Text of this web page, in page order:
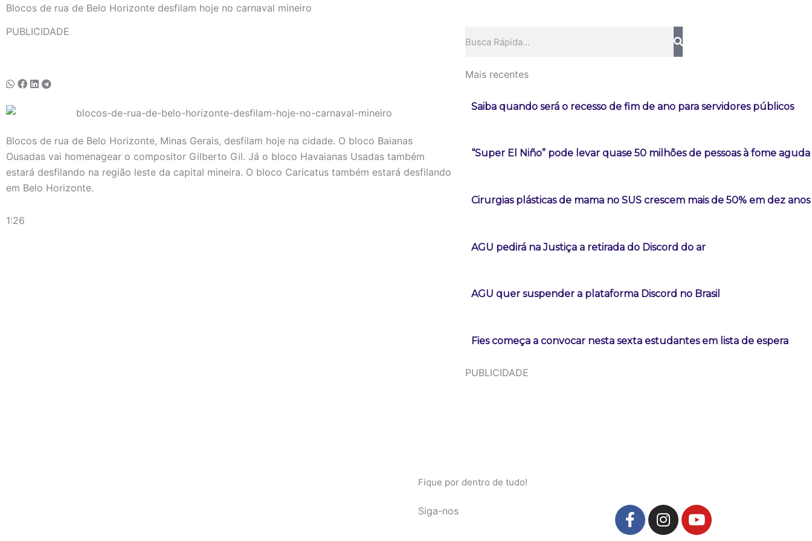
Blocos de rua de Belo Horizonte desfilam hoje no carnaval mineiro
PUBLICIDADE
Blocos de rua de Belo Horizonte, Minas Gerais, desfilam hoje na cidade. O bloco Baianas
Ousadas vai homenagear o compositor Gilberto Gil. Já o bloco Havaianas Usadas também
estará desfilando na região leste da capital mineira. O bloco Caricatus também estará desfilando
em Belo Horizonte.
1:26
Mais recentes
Saiba quando será o recesso de fim de ano para servidores públicos
“Super El Niño” pode levar quase 50 milhões de pessoas à fome aguda
Cirurgias plásticas de mama no SUS crescem mais de 50% em dez anos
AGU pedirá na Justiça a retirada do Discord do ar
AGU quer suspender a plataforma Discord no Brasil
Fies começa a convocar nesta sexta estudantes em lista de espera
PUBLICIDADE
Fique por dentro de tudo!
Siga-nos
F
a
I
n
Y
o